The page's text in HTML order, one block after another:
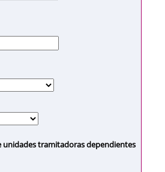
unidades tramitadoras dependientes